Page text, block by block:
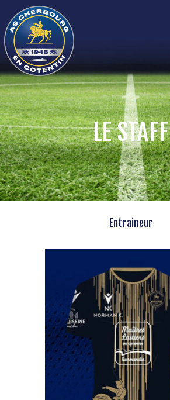
LE STAFF
RÉGIONAL 1
RÉGIONAL 1 – F
LES ÉQUIPES
ACTUALITÉS
PLAN / CONTACT
Entraineur